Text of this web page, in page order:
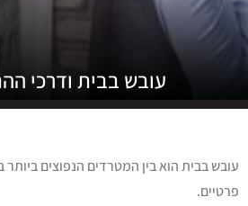
עובש בבית ודרכי
עובש בבית הוא בין המטרדים הנפוצים
פרטיים.